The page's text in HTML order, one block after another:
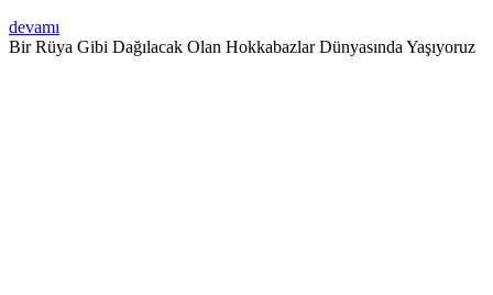
devamı
Bir Rüya Gibi Dağılacak Olan Hokkabazlar Dünyasında Yaşıyoruz